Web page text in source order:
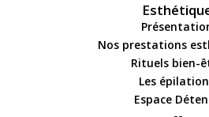
Nos prestations
Rituels bien-
Les
Espace